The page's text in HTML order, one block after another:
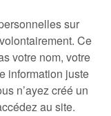
sur
Ce
votre nom, votre
information juste
n’ayez créé un
au site.